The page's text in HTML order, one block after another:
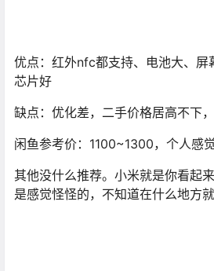
优点：红外nfc都支持、电池大、屏
芯片好
缺点：优化差，二手价格居高不下
闲鱼参考价：1100~1300，个人感
其他没什么推荐。小米就是你看起
是感觉怪怪的，不知道在什么地方就